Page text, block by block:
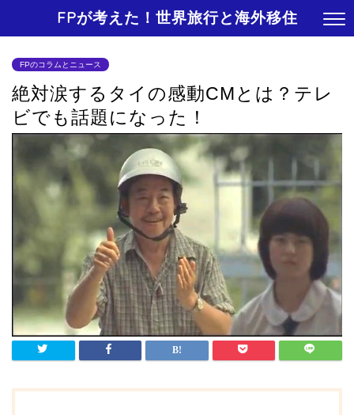
FPが考えた！世界旅行と海外移住
FPのコラムとニュース
絶対涙するタイの感動CMとは？テレ
ビでも話題になった！